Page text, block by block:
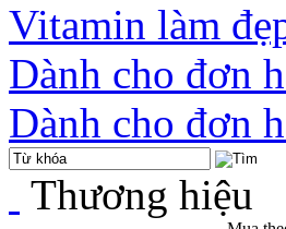
Vitamin làm
Dành cho đơn
Dành cho đơn
Thương hiệu